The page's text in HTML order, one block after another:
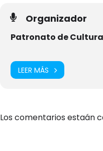
Organizador
Patronato de
LEER MÁS
Los comentarios estaán